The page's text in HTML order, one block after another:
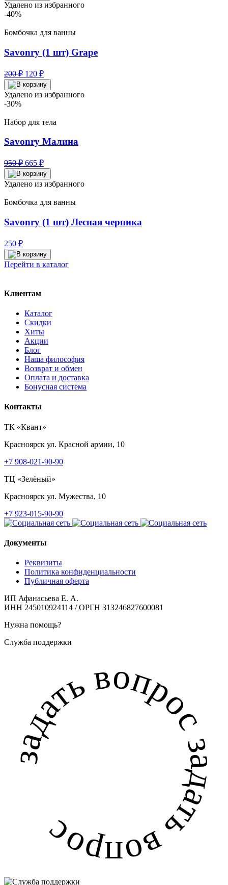
Удалено из избранного
-40%
Бомбочка для ванны
Savonry (1 шт) Grape
200₽ Первоначальная
цена
составляла
120 ₽Текущая
цена:
120 ₽.
Удалено из избранного
-30%
Набор для тела
Savonry Малина
950₽ Первоначальная
цена
составляла
665 ₽Текущая
цена:
665 ₽.
Удалено из избранного
Бомбочка для ванны
Savonry (1 шт) Лесная черника
250 ₽
Перейти в каталог
Клиентам
Каталог
Скидки
Хиты
Акции
Блог
Наша философия
Возврат и обмен
Оплата и доставка
Бонусная система
Контакты
ТК «Квант»
Красноярск ул. Красной армии, 10
+7 908-021-90-90
ТЦ «Зелёный»
Красноярск ул. Мужества, 10
+7 923-015-90-90
Документы
Реквизиты
Политика конфиденциальности
Публичная оферта
ИП Афанасьева Е. А.
ИНН 245010924114 / ОРГН 313246827600081
Нужна помощь?
Служба поддержки
задать вопрос задать вопрос